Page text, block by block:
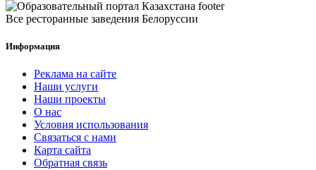
Все ресторанные заведения Белоруссии
Информация
Реклама на сайте
Наши услуги
Наши проекты
О нас
Условия использования
Связаться с нами
Карта сайта
Обратная связь